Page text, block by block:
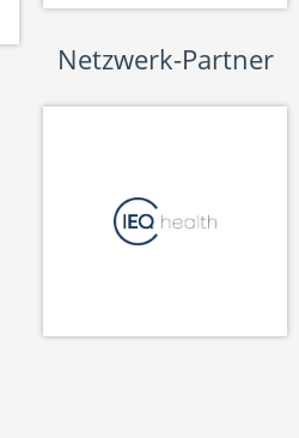
Netzwerk-Partner